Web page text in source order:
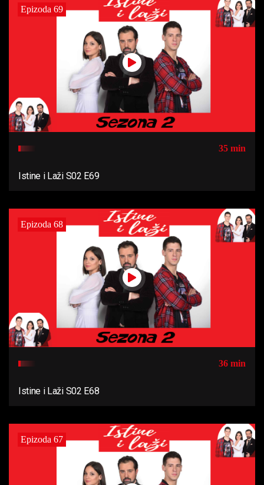
Epizoda 69
35 min
Istine i Laži S02 E69
Epizoda 68
36 min
Istine i Laži S02 E68
Epizoda 67